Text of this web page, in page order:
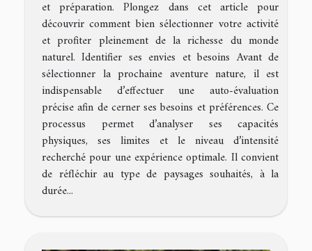
et préparation. Plongez dans cet article pour
découvrir comment bien sélectionner votre activité
et profiter pleinement de la richesse du monde
naturel. Identifier ses envies et besoins Avant de
sélectionner la prochaine aventure nature, il est
indispensable d’effectuer une auto-évaluation
précise afin de cerner ses besoins et préférences. Ce
processus permet d’analyser ses capacités
physiques, ses limites et le niveau d’intensité
recherché pour une expérience optimale. Il convient
de réfléchir au type de paysages souhaités, à la
durée...